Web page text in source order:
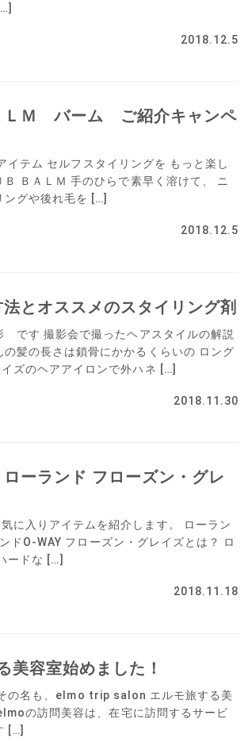
2018.12.5
Ｍ バーム ご紹介キャンペ
テム セルフスタイリングを もっと楽し
ＢＡＬＭ 手のひらで素早く溶けて、 ニ
ングや後れ毛を […]
2018.12.5
とオススメのスタイリング剤
す 撮影会で撮ったヘアスタイルの解説
髪の長さは鎖骨にかかるくらいの ロング
ズのヘアアイロンで外ハネ […]
2018.11.30
ーランド フローズン・グレ
入りアイテムを紹介します。 ローラン
ドO-WAY フローズン・グレイズとは？ ロ
ードな […]
2018.11.18
容室始めました！
の名も、elmo trip salon エルモ旅する美
の訪問美容は、在宅に訪問するサービ
[…]